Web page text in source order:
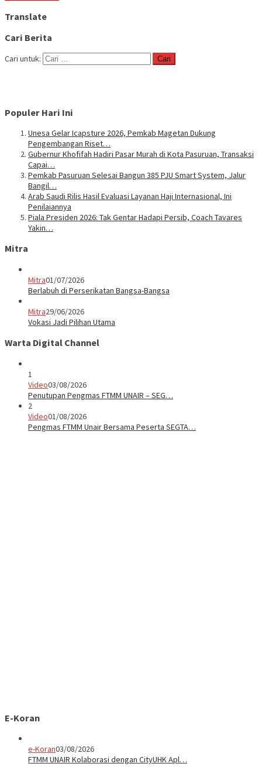
Translate
Cari Berita
Cari untuk:
Populer Hari Ini
Unesa Gelar Icapsture 2026, Pemkab Magetan Dukung
Pengembangan Riset…
Gubernur Khofifah Hadiri Pasar Murah di Kota Pasuruan, Transaksi
Capai…
Pemkab Pasuruan Selesai Bangun 385 PJU Smart System, Jalur
Bangil…
Arab Saudi Rilis Hasil Evaluasi Layanan Haji Internasional, Ini
Penilaiannya
Piala Presiden 2026: Tak Gentar Hadapi Persib, Coach Tavares
Yakin…
Mitra
Mitra01/07/2026
Berlabuh di Perserikatan Bangsa-Bangsa
Mitra29/06/2026
Vokasi Jadi Pilihan Utama
Warta Digital Channel
1
Video03/08/2026
Penutupan Pengmas FTMM UNAIR – SEG…
2
Video01/08/2026
Pengmas FTMM Unair Bersama Peserta SEGTA…
E-Koran
e-Koran03/08/2026
FTMM UNAIR Kolaborasi dengan CityUHK Apl…